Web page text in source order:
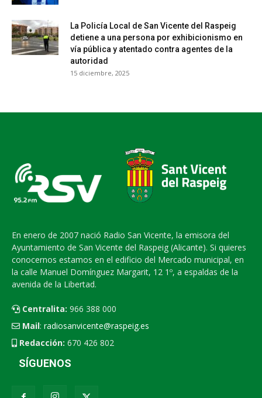
La Policía Local de San Vicente del Raspeig
detiene a una persona por exhibicionismo en
vía pública y atentado contra agentes de la
autoridad
15 diciembre, 2025
En enero de 2007 nació Radio San Vicente, la emisora del
Ayuntamiento de San Vicente del Raspeig (Alicante). Si quieres
conocernos estamos en el edificio del Mercado municipal, en
la calle Manuel Domínguez Margarit, 12 1º, a espaldas de la
avenida de la Libertad.
Centralita: 966 388 000
Mail: radiosanvicente@raspeig.es
Redacción: 670 426 802
SÍGUENOS